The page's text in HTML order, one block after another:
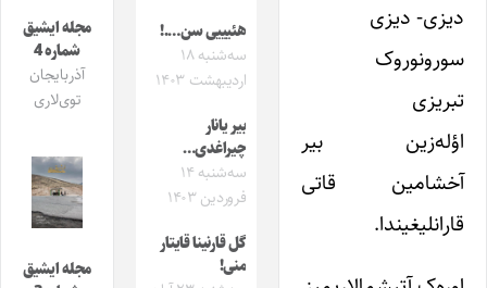
دیزی- دیزی
سورونوروک
تبریزی
اؤله‌زین بیر
آخشامین قاتی
قارانلیغیندا.
هئیییی سن….!
سه‌شنبه ۱۸
اردیبهشت ۱۴۰۳
بیر یانار
چیراغدی…
سه‌شنبه ۱۴
فروردین ۱۴۰۳
گل قارنینا قایتار
منی!
مجله ایشیق
شماره 4
آذربایجان
توی‌لاری
مجله ایشیق